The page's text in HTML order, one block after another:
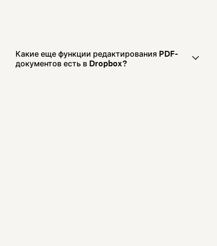
Какие еще функции редактирования PDF-
документов есть в Dropbox ?